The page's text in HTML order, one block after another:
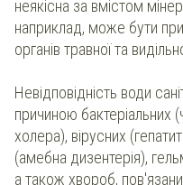
неякісна за вмістом
наприклад, може бути
органів травної та
Невідповідність води
причиною бактеріальних
холера), вірусних (гепатит
(амебна дизентерія),
а також хвороб,